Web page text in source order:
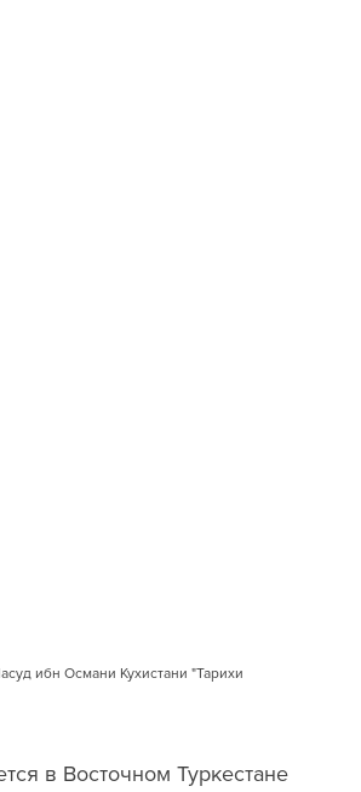
ибн Османи Кухистани "Тарихи
в Восточном Туркестане